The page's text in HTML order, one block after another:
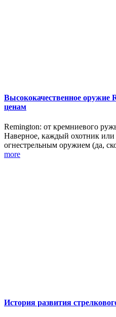
Высококачественное
ценам
Remington: от кремниевого
Наверное, каждый охотник или
огнестрельным оружием (да,
more
История развития